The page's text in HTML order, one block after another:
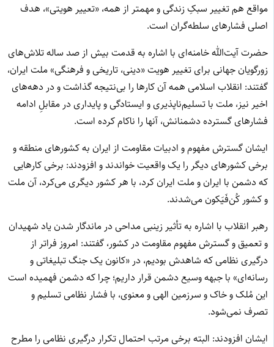
مواقع هم تغییر سبکِ زندگی و مهمتر از همه، «تعییر هویتی»، هدف
اصلی فشارهای سلطه‌گران است.
حضرت آیت‌الله خامنه‌ای با اشاره به قدمت بیش از صد ساله تلاش‌های
زورگویان جهانی برای تغییر هویت «دینی، تاریخی و فرهنگی» ملت ایران،
گفتند: انقلاب اسلامی همه آن کارها را بی‌نتیجه گذاشت و در دهه‌های
اخیر نیز، ملت با تسلیم‌ناپذیری و ایستادگی و پایداری در مقابلِ ادامه
فشارهای گسترده دشمنانش، آنها را ناکام کرده است.
ایشان گسترش مفهوم و ادبیات مقاومت از ایران به کشورهای منطقه و
برخی کشورهای دیگر را یک واقعیت خواندند و افزودند: برخی کارهایی
که دشمن با ایران و ملت ایران کرد، با هر کشور دیگری می‌کرد، آن ملت
و کشور کُن‌فَیَکون می‌شدند.
رهبر انقلاب با اشاره به تأثیر زینبی مداحی در ماندگار شدن یاد شهیدان
و تعمیق و گسترش مفهوم مقاومت در کشور، گفتند: امروز فراتر از
درگیری نظامی که شاهدش بودیم، در «کانون یک جنگ تبلیغاتی و
رسانه‌ای» با جبهه وسیع دشمن قرار داریم؛ چرا که دشمن فهمیده است
این مُلک و خاک و سرزمین الهی و معنوی، با فشار نظامی تسلیم و
تصرف نمی‌شود.
ایشان افزودند: البته برخی مرتب احتمال تکرار درگیری نظامی را مطرح